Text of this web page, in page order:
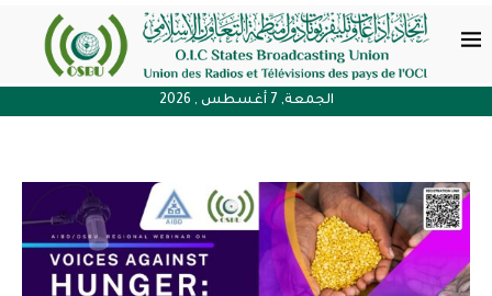
الجمعة, 7 أغسطس , 2026